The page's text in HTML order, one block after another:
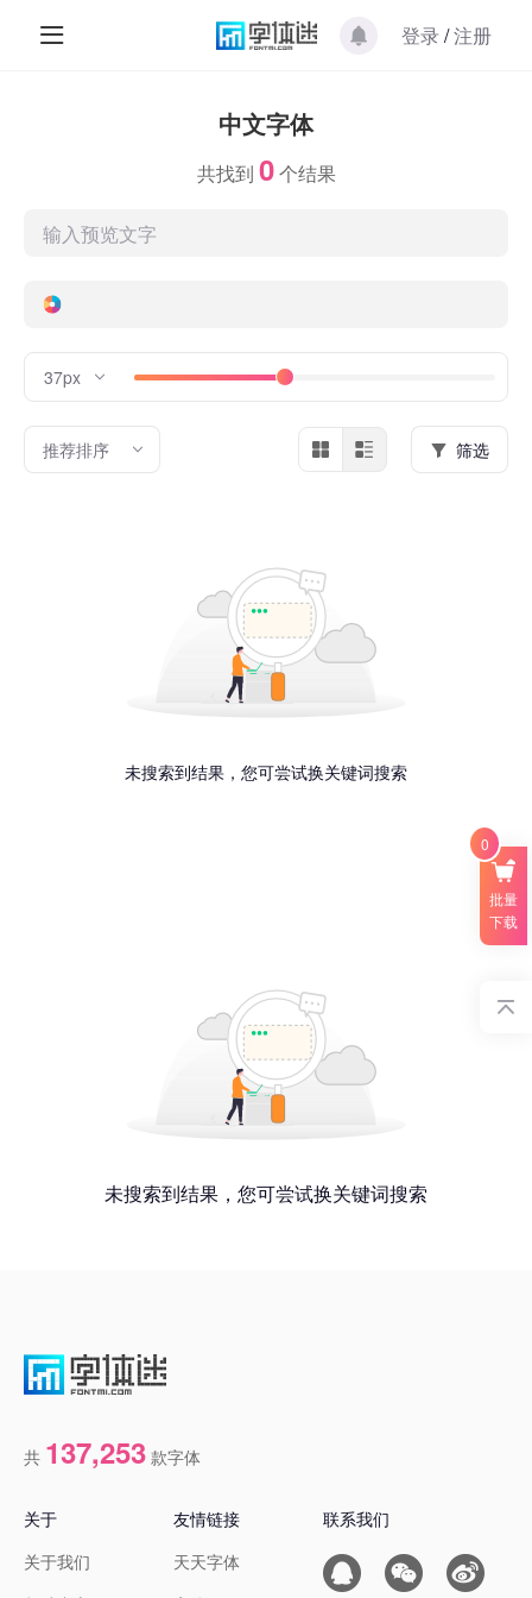
登录 /注册
中文字体
共找到 0个结果
推荐排序
37px
筛选
未搜索到结果，您可尝试换关键词搜索
未搜索到结果，您可尝试换关键词搜索
共 137,253 款字体
关于
关于我们
友情链接
天天字体
联系我们
批量
下载
0